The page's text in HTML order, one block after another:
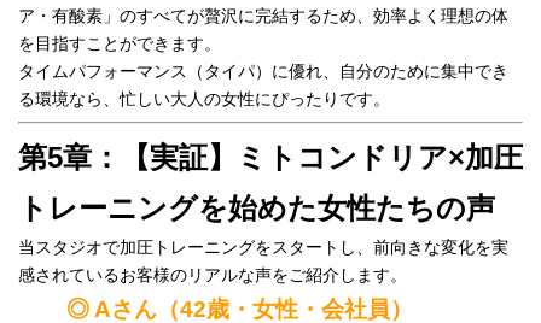
ア・有酸素」のすべてが贅沢に完結するため、効率よく理想の体
を目指すことができます。
タイムパフォーマンス（タイパ）に優れ、自分のために集中でき
る環境なら、忙しい大人の女性にぴったりです。
第5章：【実証】ミトコンドリア×加圧
トレーニングを始めた女性たちの声
当スタジオで加圧トレーニングをスタートし、前向きな変化を実
感されているお客様のリアルな声をご紹介します。
◎ Aさん（42歳・女性・会社員）